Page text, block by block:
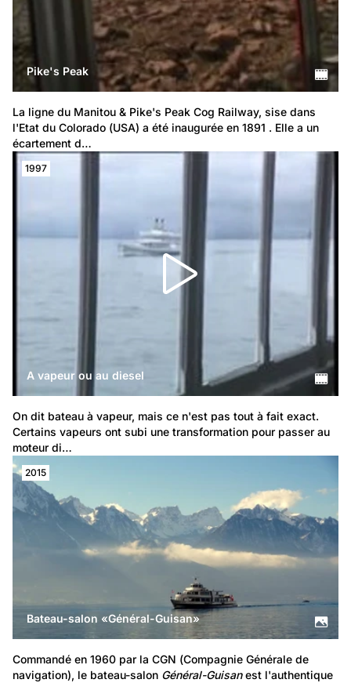
Pike's Peak
La ligne du Manitou & Pike's Peak Cog Railway, sise dans
l'Etat du Colorado (USA) a été inaugurée en 1891 . Elle a un
écartement d…
1997
A vapeur ou au diesel
On dit bateau à vapeur, mais ce n'est pas tout à fait exact.
Certains vapeurs ont subi une transformation pour passer au
moteur di…
2015
Bateau-salon «Général-Guisan»
Commandé en 1960 par la CGN (Compagnie Générale de
navigation), le bateau-salon Général-Guisan est l'authentique